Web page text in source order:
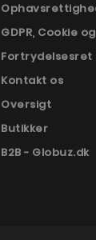
GDPR, Cookie
Fortrydelsesret
Kontakt os
Oversigt
Butikker
B2B - Globuz.dk